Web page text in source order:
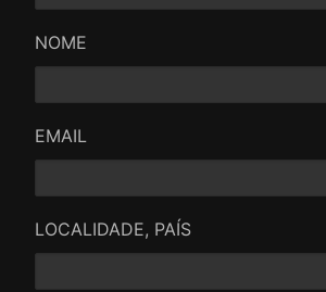
NOME
EMAIL
LOCALIDADE, PAÍS